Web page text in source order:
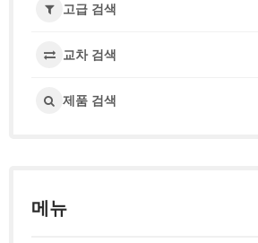
고급 검색
교차 검색
제품 검색
메뉴